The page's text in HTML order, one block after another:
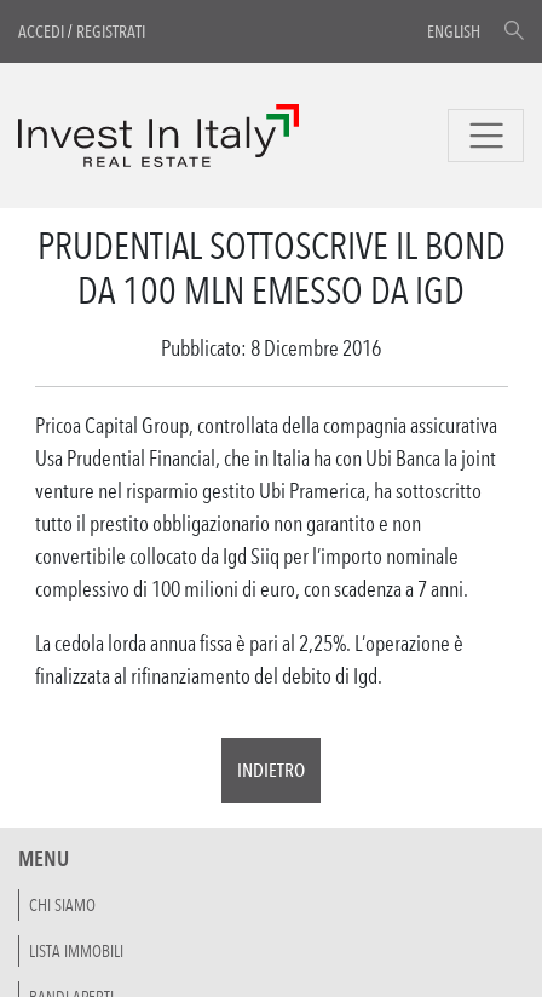
ACCEDI/ REGISTRATI ENGLISH
PRUDENTIAL SOTTOSCRIVE IL BOND
DA 100 MLN EMESSO DA IGD
Pubblicato: 8 Dicembre 2016
Pricoa Capital Group, controllata della compagnia assicurativa
Usa Prudential Financial, che in Italia ha con Ubi Banca la joint
venture nel risparmio gestito Ubi Pramerica, ha sottoscritto
tutto il prestito obbligazionario non garantito e non
convertibile collocato da Igd Siiq per l’importo nominale
complessivo di 100 milioni di euro, con scadenza a 7 anni.
La cedola lorda annua fissa è pari al 2,25%. L’operazione è
finalizzata al rifinanziamento del debito di Igd.
INDIETRO
MENU
CHI SIAMO
LISTA IMMOBILI